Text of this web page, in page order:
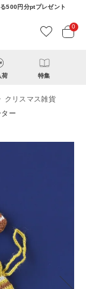
500円分ptプレゼント
0
荷 特集
クリスマス雑貨
ー